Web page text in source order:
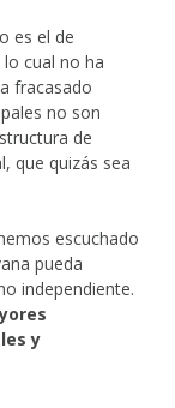
es el de
cual no ha
fracasado
no son
de
que quizás sea
escuchado
pueda
independiente.
y